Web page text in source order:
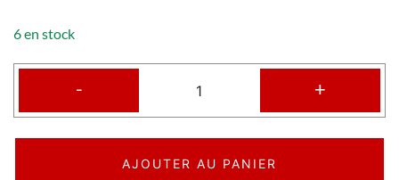
6 en stock
- +
AJOUTER AU PANIER